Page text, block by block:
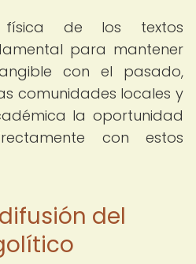
física de los textos
para mantener
con el pasado,
comunidades locales y
la oportunidad
con estos
del